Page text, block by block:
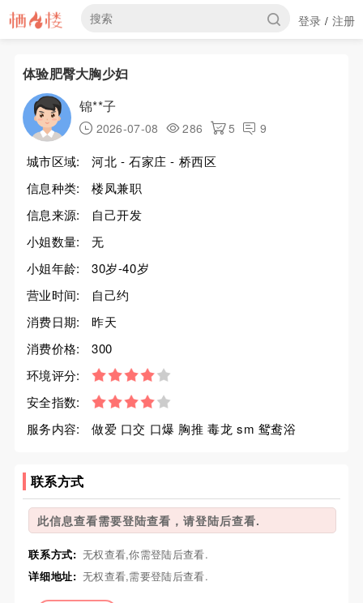
登录 / 注册
体验肥臀大胸少妇
锦**子
2026-07-08 286 5 9
城市区域:
河北 - 石家庄 - 桥西区
信息种类:
楼凤兼职
信息来源:
自己开发
小姐数量:
无
小姐年龄:
30岁-40岁
营业时间:
自己约
消费日期:
昨天
消费价格:
300
环境评分:
安全指数:
服务内容:
做爱 口交 口爆 胸推 毒龙 sm 鸳鸯浴
联系方式
此信息查看需要登陆查看，请登陆后查看.
联系方式: 无权查看,你需登陆后查看.
详细地址: 无权查看,需要登陆后查看.